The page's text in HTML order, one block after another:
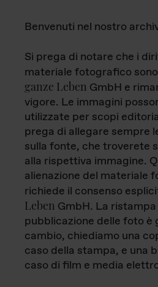
Benvenuti nel nostro
Si prega di notare che i
materiale fotografico
ganze Leben GmbH e
vigore. Le immagini
utilizzate per scopi
prega di allegare sempre
sulla fonte, che troverete
alla rispettiva immagine.
alienazione del materiale
richiede il consenso
Leben GmbH. La ristampa
pubblicazione delle foto è
cambio, chiediamo una
caso della stampa, e una
caso di film e media